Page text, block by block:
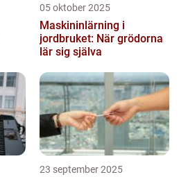
05 oktober 2025
Maskininlärning i
jordbruket: När grödorna
lär sig själva
23 september 2025